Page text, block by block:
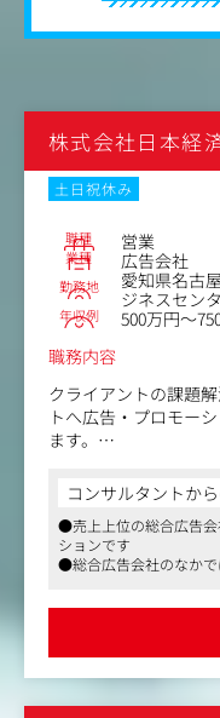
・人気映画の試写会
・テレビ局主催のイ
・エンタメ企業の
・自治体のPR映像制
株式会社日本経
土日祝休み
職種 営業
業種 広告会社
勤務地
愛知県名古
ジネスセン
年収例
500万円～
職務内容
クライアントの課題
トへ広告・プロモー
ます。
【詳細】
・新規顧客
・既存顧客の対応、
・クライアントニー
ィア、イベント、制
・クリエーティブや
ッフの中心となって
コンサルタントか
●売上上位の総合広告会
ションです
●総合広告会社のなかで
●メディアプランから
あり、安定経営をされ